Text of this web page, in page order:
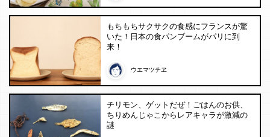
もちもちサクサクの食感にフランスが驚
いた！日本の食パンブームがパリに到
来！
ウエマツチヱ
チリモン、ゲットだぜ！ごはんのお供、
ちりめんじゃこからレアキャラが激減の
謎